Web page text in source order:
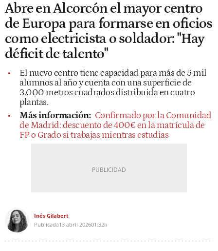
Abre en Alcorcón el mayor centro
de Europa para formarse en oficios
como electricista o soldador: "Hay
déficit de talento"
El nuevo centro tiene capacidad para más de 5 mil
alumnos al año y cuenta con una superficie de
3.000 metros cuadrados distribuida en cuatro
plantas.
Más información: Confirmado por la Comunidad
de Madrid: descuento de 400€ en la matrícula de
FP o Grado si trabajas mientras estudias
Inés Gilabert
Publicada13 abril 202601:32h